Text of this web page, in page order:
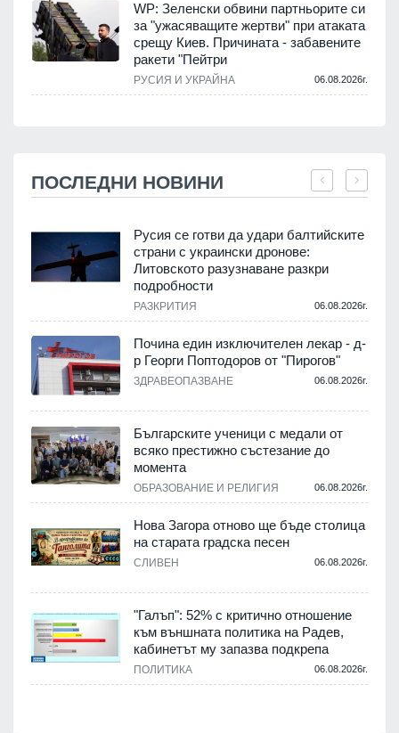
WP: Зеленски обвини партньорите си
за "ужасяващите жертви" при атаката
срещу Киев. Причината - забавените
ракети "Пейтри
РУСИЯ И УКРАЙНА 06.08.2026г.
ПОСЛЕДНИ НОВИНИ
Русия се готви да удари балтийските
страни с украински дронове:
Литовското разузнаване разкри
подробности
РАЗКРИТИЯ 06.08.2026г.
Почина един изключителен лекар - д-
р Георги Поптодоров от "Пирогов"
ЗДРАВЕОПАЗВАНЕ 06.08.2026г.
Българските ученици с медали от
всяко престижно състезание до
момента
ОБРАЗОВАНИЕ И РЕЛИГИЯ 06.08.2026г.
Нова Загора отново ще бъде столица
на старата градска песен
СЛИВЕН 06.08.2026г.
"Галъп": 52% с критично отношение
към външната политика на Радев,
кабинетът му запазва подкрепа
ПОЛИТИКА 06.08.2026г.